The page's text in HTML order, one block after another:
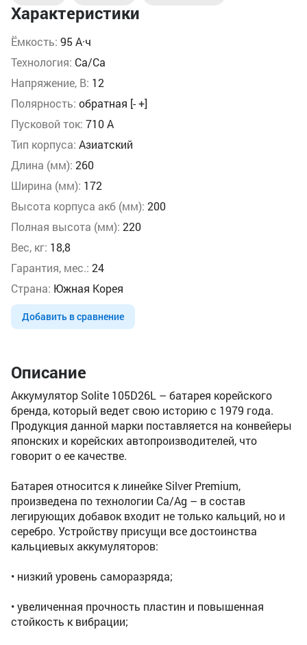
Характеристики
Ёмкость: 95 А·ч
Технология: Ca/Ca
Напряжение, В: 12
Полярность: обратная [- +]
Пусковой ток: 710 А
Тип корпуса: Азиатский
Длина (мм): 260
Ширина (мм): 172
Высота корпуса акб (мм): 200
Полная высота (мм): 220
Вес, кг: 18,8
Гарантия, мес.: 24
Страна: Южная Корея
Добавить в сравнение
Описание
Аккумулятор Solite 105D26L – батарея корейского
бренда, который ведет свою историю с 1979 года.
Продукция данной марки поставляется на конвейеры
японских и корейских автопроизводителей, что
говорит о ее качестве.
Батарея относится к линейке Silver Premium,
произведена по технологии Ca/Ag – в состав
легирующих добавок входит не только кальций, но и
серебро. Устройству присущи все достоинства
кальциевых аккумуляторов:
• низкий уровень саморазряда;
• увеличенная прочность пластин и повышенная
стойкость к вибрации;